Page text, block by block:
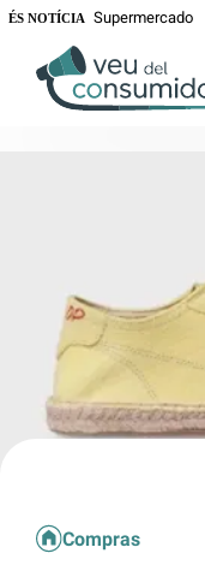
ÉS NOTÍCIA Supermercado
Compras